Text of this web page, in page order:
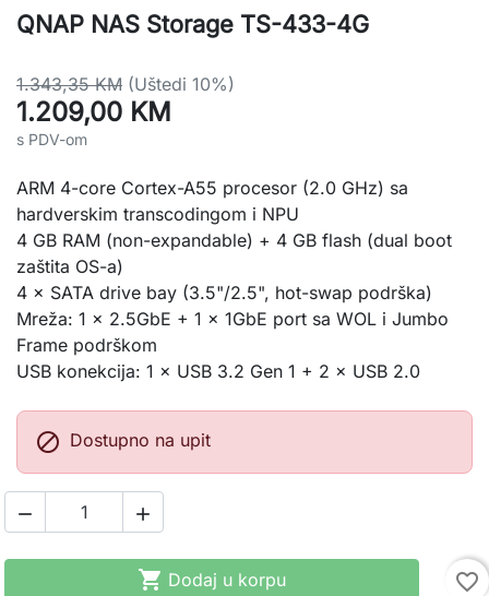
QNAP NAS Storage TS-433-4G
1.343,35 KM (Uštedi 10%)
1.209,00 KM
s PDV-om
ARM 4-core Cortex-A55 procesor (2.0 GHz) sa
hardverskim transcodingom i NPU
4 GB RAM (non-expandable) + 4 GB flash (dual boot
zaštita OS-a)
4 × SATA drive bay (3.5"/2.5", hot-swap podrška)
Mreža: 1 × 2.5GbE + 1 × 1GbE port sa WOL i Jumbo
Frame podrškom
USB konekcija: 1 × USB 3.2 Gen 1 + 2 × USB 2.0
 Dostupno na upit
 
 Dodaj u korpu
favorite_border